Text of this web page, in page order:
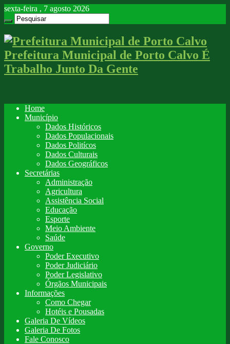
sexta-feira , 7 agosto 2026
Prefeitura Municipal de Porto Calvo É
Trabalho Junto Da Gente
Home
Município
Dados Históricos
Dados Populacionais
Dados Politícos
Dados Culturais
Dados Geográficos
Secretárias
Administração
Agricultura
Assistência Social
Educação
Esporte
Meio Ambiente
Saúde
Governo
Poder Executivo
Poder Judiciário
Poder Legislativo
Órgãos Municipais
Informações
Como Chegar
Hotéis e Pousadas
Galeria De Vídeos
Galeria De Fotos
Fale Conosco